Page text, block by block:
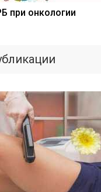
при онкологии